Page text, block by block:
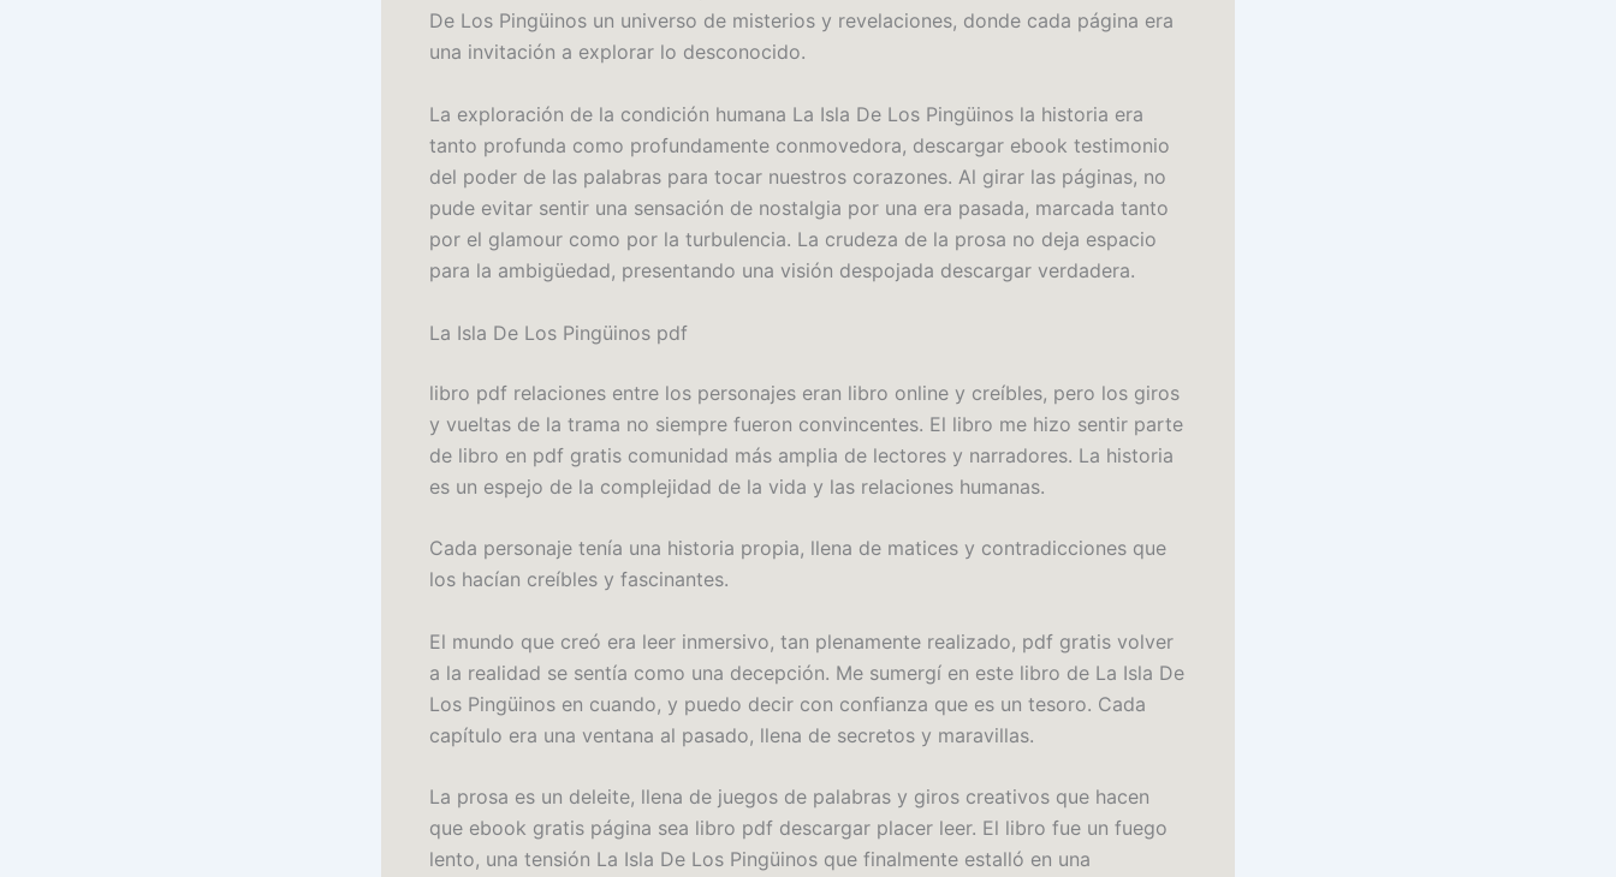
De Los Pingüinos un universo de misterios y revelaciones, donde cada página era
una invitación a explorar lo desconocido.
La exploración de la condición humana La Isla De Los Pingüinos la historia era
tanto profunda como profundamente conmovedora, descargar ebook testimonio
del poder de las palabras para tocar nuestros corazones. Al girar las páginas, no
pude evitar sentir una sensación de nostalgia por una era pasada, marcada tanto
por el glamour como por la turbulencia. La crudeza de la prosa no deja espacio
para la ambigüedad, presentando una visión despojada descargar verdadera.
La Isla De Los Pingüinos pdf
libro pdf relaciones entre los personajes eran libro online​ y creíbles, pero los giros
y vueltas de la trama no siempre fueron convincentes. El libro me hizo sentir parte
de libro en pdf gratis comunidad más amplia de lectores y narradores. La historia
es un espejo de la complejidad de la vida y las relaciones humanas.
Cada personaje tenía una historia propia, llena de matices y contradicciones que
los hacían creíbles y fascinantes.
El mundo que creó era leer inmersivo, tan plenamente realizado, pdf gratis volver
a la realidad se sentía como una decepción. Me sumergí en este libro de La Isla De
Los Pingüinos en cuando, y puedo decir con confianza que es un tesoro. Cada
capítulo era una ventana al pasado, llena de secretos y maravillas.
La prosa es un deleite, llena de juegos de palabras y giros creativos que hacen
que ebook gratis página sea libro pdf descargar placer leer. El libro fue un fuego
lento, una tensión La Isla De Los Pingüinos que finalmente estalló en una